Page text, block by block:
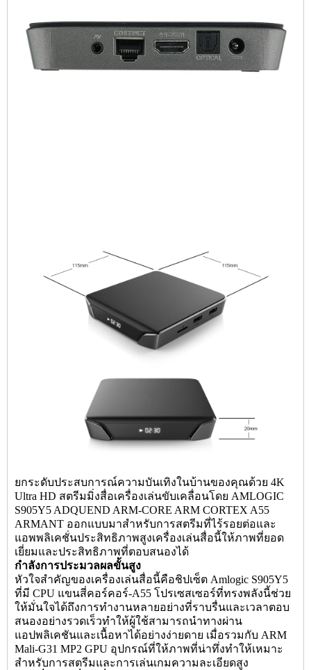
ยกระดับประสบการณ์ความบันเทิงในบ้านของคุณด้วย 4K
Ultra HD สตรีมมิ่งสื่อเครื่องเล่นขับเคลื่อนโดย AMLOGIC
S905Y5 ADQUEND ARM-CORE ARM CORTEX A55
ARMANT ออกแบบมาสำหรับการสตรีมที่ไร้รอยต่อและ
แอพพลิเคชั่นประสิทธิภาพสูงเครื่องเล่นสื่อนี้ให้ภาพที่ยอด
เยี่ยมและประสิทธิภาพที่ตอบสนองได้
กำลังการประมวลผลขั้นสูง
หัวใจสำคัญของเครื่องเล่นสื่อนี้คือชิปเซ็ต Amlogic S905Y5
ที่มี CPU แขนสี่คอร์คอร์-A55 โปรเซสเซอร์ที่ทรงพลังนี้ช่วย
ให้มั่นใจได้ถึงการทำงานหลายอย่างที่ราบรื่นและเวลาตอบ
สนองอย่างรวดเร็วทำให้ผู้ใช้สามารถนำทางผ่าน
แอปพลิเคชันและเนื้อหาได้อย่างง่ายดาย เมื่อรวมกับ ARM
Mali-G31 MP2 GPU อุปกรณ์ที่ให้ภาพที่น่าทึ่งทำให้เหมาะ
สำหรับการสตรีมและการเล่นเกมความละเอียดสูง